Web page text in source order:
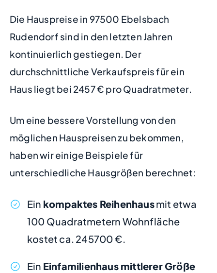
Die Hauspreise in 97500 Ebelsbach
Rudendorf sind in den letzten Jahren
kontinuierlich gestiegen. Der
durchschnittliche Verkaufspreis für ein
Haus liegt bei 2457 € pro Quadratmeter.
Um eine bessere Vorstellung von den
möglichen Hauspreisen zu bekommen,
haben wir einige Beispiele für
unterschiedliche Hausgrößen berechnet:
Ein kompaktes Reihenhausmit etwa
100 Quadratmetern Wohnfläche
kostet ca. 245700 €.
Ein Einfamilienhaus mittlerer Größe